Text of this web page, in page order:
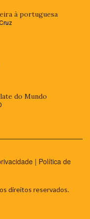
à portuguesa
do Mundo
| Política de
direitos reservados.